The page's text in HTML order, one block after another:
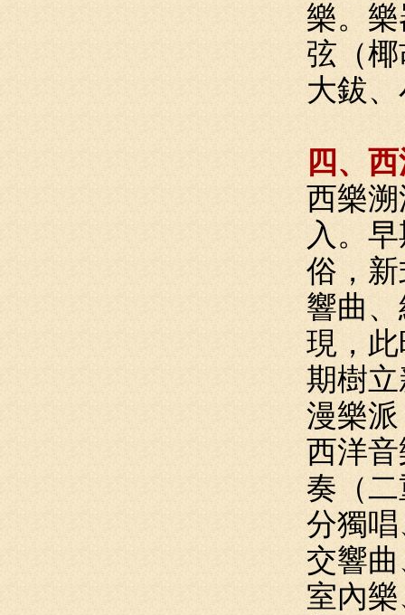
樂。
弦（
大鈸
四、
西樂
入。
俗，
響曲
現，
期樹
漫樂
西洋
奏（
分獨
交響
室內